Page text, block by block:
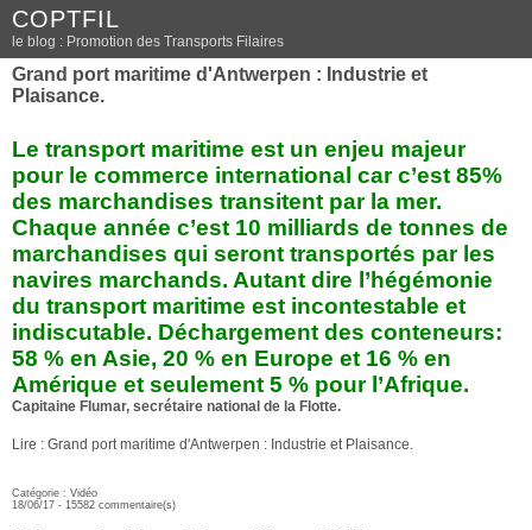
COPTFIL
le blog : Promotion des Transports Filaires
Grand port maritime d'Antwerpen : Industrie et
Plaisance.
Le transport maritime est un enjeu majeur
pour le commerce international car c’est 85%
des marchandises transitent par la mer.
Chaque année c’est 10 milliards de tonnes de
marchandises qui seront transportés par les
navires marchands. Autant dire l’hégémonie
du transport maritime est incontestable et
indiscutable. Déchargement des conteneurs:
58 % en Asie, 20 % en Europe et 16 % en
Amérique et seulement 5 % pour l’Afrique.
Capitaine Flumar, secrétaire national de la Flotte.
Lire : Grand port maritime d'Antwerpen : Industrie et Plaisance.
Catégorie : Vidéo
18/06/17 - 15582 commentaire(s)